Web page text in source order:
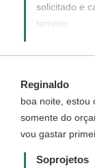
solicitado e
terreno.
casas-116
Reginaldo
boa noite, estou
somente do
vou gastar
Soprojetos